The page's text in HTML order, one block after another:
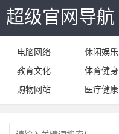
超级官网导航
电脑网络 休闲娱乐
教育文化
体育健身
购物网站
医疗健康